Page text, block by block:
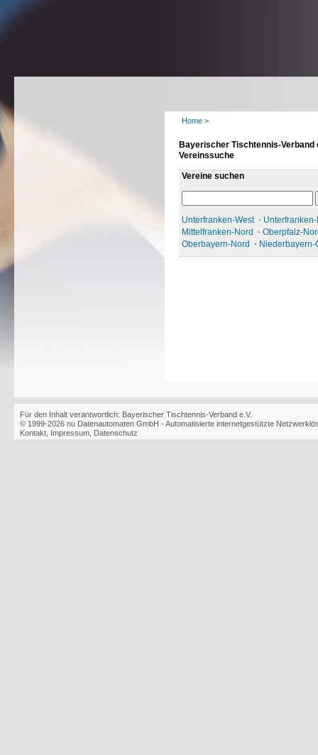
Home >
Bayerischer Tischtennis-Verband
Vereinssuche
Vereine suchen
Unterfranken-West
Mittelfranken-Nord
Oberpfalz-
Oberbayern-Nord
Niederbayern-
Für den Inhalt verantwortlich: Bayerischer Tischtennis-Verband e.V.
© 1999-2026 nu Datenautomaten GmbH - Automatisierte internetgestützte
Kontakt Impressum Datenschutz